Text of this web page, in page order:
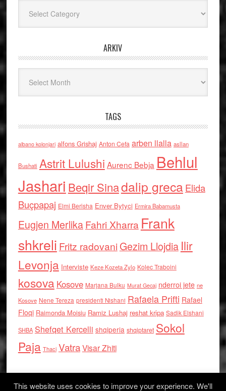
ARKIV
TAGS
albano kolonjari alfons Grishaj Anton Cefa arben llalla asllan
Bushati Astrit Lulushi Aurenc Bebja Behlul
Jashari Beqir Sinadalip grecaElida
Buçpapaj Elmi Berisha Enver Bytyci Ermira Babamusta
Eugjen MerlikaFahri Xharra Frank
shkreli Fritz radovaniGezim Llojdia Ilir
Levonja Interviste Keze Kozeta Zylo Kolec Traboini
kosova Kosove Marjana Bulku Murat Gecaj nderroi jete ne
Kosove Nene Tereza presidenti Nishani Rafaela Prifti Rafael
Floqi Raimonda Moisiu Ramiz Lushaj reshat kripa Sadik Elshani
SHBA Shefqet Kercelli shqiperia shqiptaret Sokol
Paja Thaci VatraVisar Zhiti
This website uses cookies to improve your experience. We'll